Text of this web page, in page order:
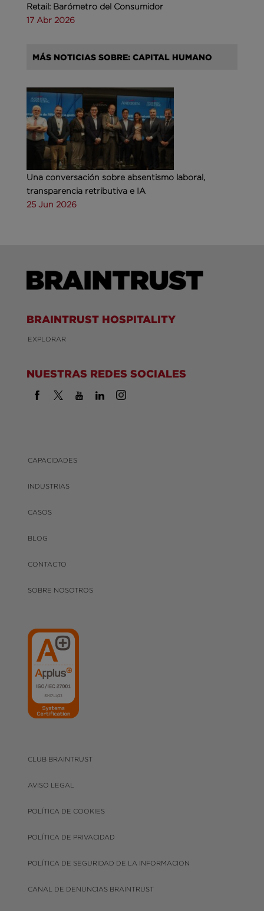
Retail: Barómetro del Consumidor
17 Abr 2026
MÁS NOTICIAS SOBRE: CAPITAL HUMANO
Una conversación sobre absentismo laboral,
transparencia retributiva e IA
25 Jun 2026
BRAINTRUST HOSPITALITY
EXPLORAR
NUESTRAS REDES SOCIALES
CAPACIDADES
INDUSTRIAS
CASOS
BLOG
CONTACTO
SOBRE NOSOTROS
CLUB BRAINTRUST
AVISO LEGAL
POLÍTICA DE COOKIES
POLÍTICA DE PRIVACIDAD
POLÍTICA DE SEGURIDAD DE LA INFORMACION
CANAL DE DENUNCIAS BRAINTRUST